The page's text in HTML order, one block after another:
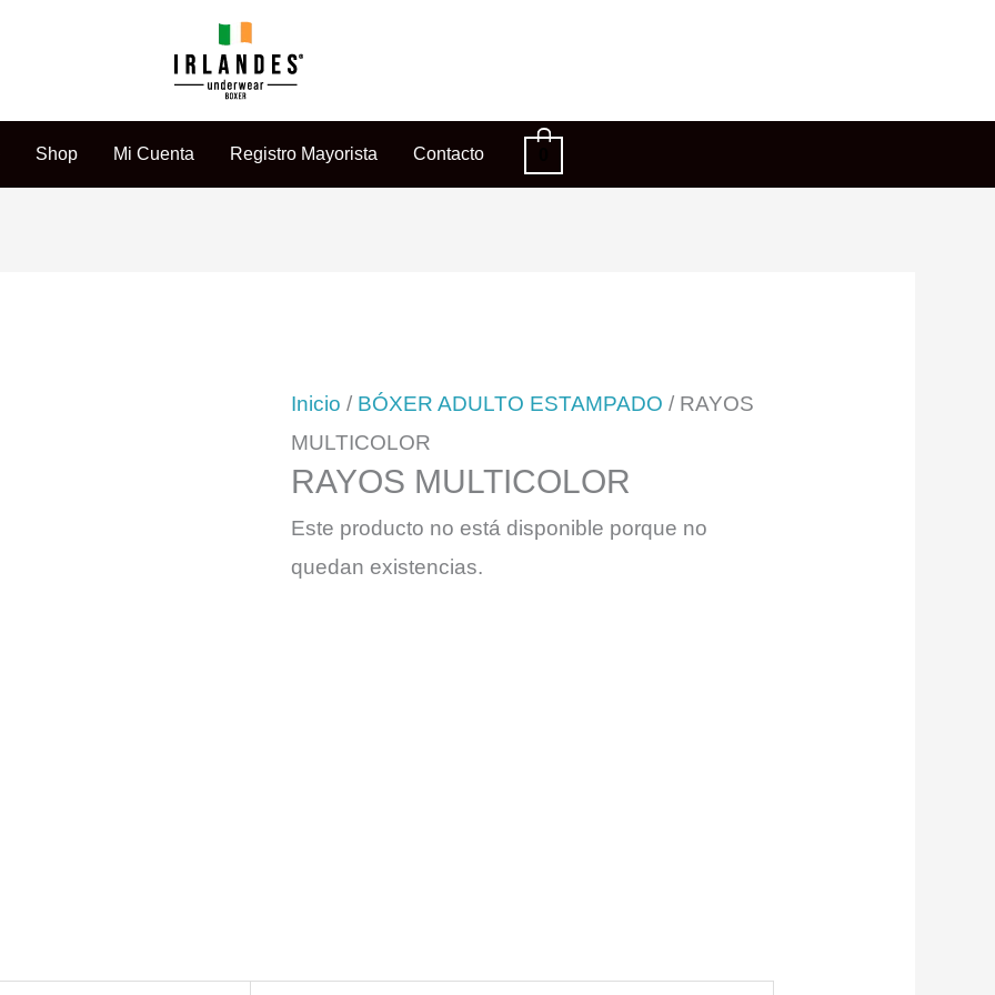
Shop Mi Cuenta Registro Mayorista Contacto
Inicio / BÓXER ADULTO ESTAMPADO / RAYOS
MULTICOLOR
RAYOS MULTICOLOR
Este producto no está disponible porque no
quedan existencias.